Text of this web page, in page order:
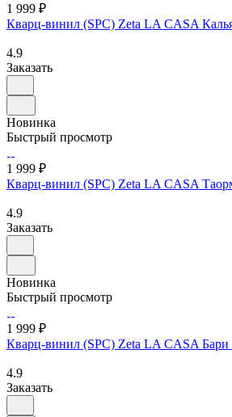
1 999 ₽
Кварц-винил (SPC) Zeta LA CASA
4.9
Заказать
Новинка
Быстрый просмотр
1 999 ₽
Кварц-винил (SPC) Zeta LA CASA
4.9
Заказать
Новинка
Быстрый просмотр
1 999 ₽
Кварц-винил (SPC) Zeta LA CASA Бари
4.9
Заказать